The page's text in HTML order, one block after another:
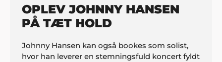
OPLEV JOHNNY HANSEN
PÅ TÆT HOLD
Johnny Hansen kan også bookes som solist,
hvor han leverer en stemningsfuld koncert fyldt